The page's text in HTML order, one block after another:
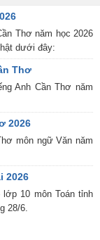
Thơ năm học 2026
dưới đây:
Thơ
Anh Cần Thơ năm
2026
môn ngữ Văn năm
2026
10 môn Toán tỉnh
28/6.